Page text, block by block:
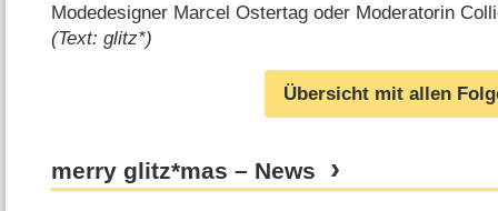
Modedesigner Marcel Ostertag oder Moderatorin
(Text: glitz*)
Übersicht mit allen
merry glitz*mas – News